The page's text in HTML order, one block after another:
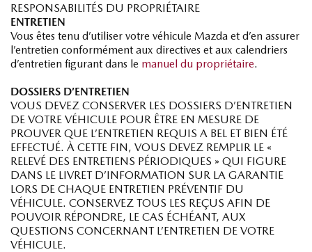
RESPONSABILITÉS DU PROPRIÉTAIRE
ENTRETIEN
Vous êtes tenu d’utiliser votre véhicule Mazda et d’en assurer
l’entretien conformément aux directives et aux calendriers
d’entretien figurant dans le manuel du propriétaire.
DOSSIERS D’ENTRETIEN
VOUS DEVEZ CONSERVER LES DOSSIERS D’ENTRETIEN
DE VOTRE VÉHICULE POUR ÊTRE EN MESURE DE
PROUVER QUE L’ENTRETIEN REQUIS A BEL ET BIEN ÉTÉ
EFFECTUÉ. À CETTE FIN, VOUS DEVEZ REMPLIR LE «
RELEVÉ DES ENTRETIENS PÉRIODIQUES » QUI FIGURE
DANS LE LIVRET D’INFORMATION SUR LA GARANTIE
LORS DE CHAQUE ENTRETIEN PRÉVENTIF DU
VÉHICULE. CONSERVEZ TOUS LES REÇUS AFIN DE
POUVOIR RÉPONDRE, LE CAS ÉCHÉANT, AUX
QUESTIONS CONCERNANT L’ENTRETIEN DE VOTRE
VÉHICULE.